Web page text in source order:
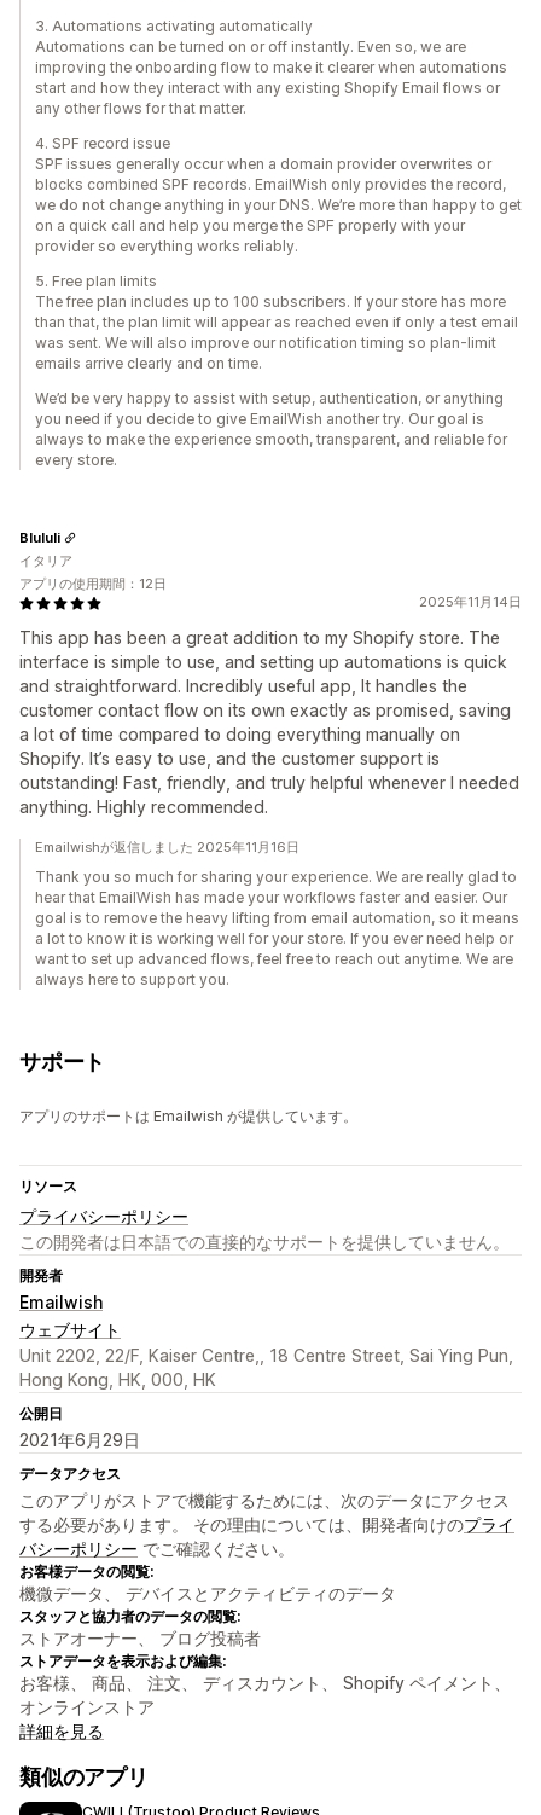
3. Automations activating automatically
Automations can be turned on or off instantly. Even so, we are
improving the onboarding flow to make it clearer when automations
start and how they interact with any existing Shopify Email flows or
any other flows for that matter.
4. SPF record issue
SPF issues generally occur when a domain provider overwrites or
blocks combined SPF records. EmailWish only provides the record,
we do not change anything in your DNS. We’re more than happy to get
on a quick call and help you merge the SPF properly with your
provider so everything works reliably.
5. Free plan limits
The free plan includes up to 100 subscribers. If your store has more
than that, the plan limit will appear as reached even if only a test email
was sent. We will also improve our notification timing so plan-limit
emails arrive clearly and on time.
We’d be very happy to assist with setup, authentication, or anything
you need if you decide to give EmailWish another try. Our goal is
always to make the experience smooth, transparent, and reliable for
every store.
2025年11月14日
This app has been a great addition to my Shopify store. The
interface is simple to use, and setting up automations is quick
and straightforward. Incredibly useful app, It handles the
customer contact flow on its own exactly as promised, saving
a lot of time compared to doing everything manually on
Shopify. It’s easy to use, and the customer support is
outstanding! Fast, friendly, and truly helpful whenever I needed
anything. Highly recommended.
Blululi
イタリア
アプリの使用期間：12日
Emailwishが返信しました 2025年11月16日
Thank you so much for sharing your experience. We are really glad to
hear that EmailWish has made your workflows faster and easier. Our
goal is to remove the heavy lifting from email automation, so it means
a lot to know it is working well for your store. If you ever need help or
want to set up advanced flows, feel free to reach out anytime. We are
always here to support you.
サポート
アプリのサポートは Emailwish が提供しています。
リソース
プライバシーポリシー
この開発者は日本語での直接的なサポートを提供していません。
開発者
Emailwish
ウェブサイト
Unit 2202, 22/F, Kaiser Centre,, 18 Centre Street, Sai Ying Pun,
Hong Kong, HK, 000, HK
公開日
2021年6月29日
データアクセス
このアプリがストアで機能するためには、次のデータにアクセス
する必要があります。 その理由については、開発者向けのプライ
バシーポリシー でご確認ください。
お客様データの閲覧:
機微データ、 デバイスとアクティビティのデータ
スタッフと協力者のデータの閲覧:
ストアオーナー、 ブログ投稿者
ストアデータを表示および編集:
お客様、 商品、 注文、 ディスカウント、 Shopify ペイメント、
オンラインストア
詳細を見る
類似のアプリ